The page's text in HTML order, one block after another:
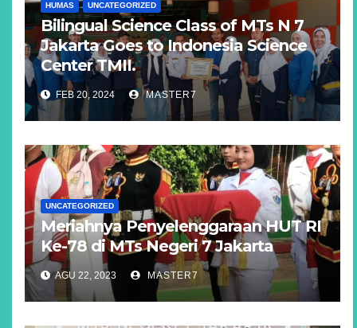
HUMAS UNCATEGORIZED
Bilingual Science Class of MTs N 7
Jakarta Goes to Indonesia Science
Center TMII.
FEB 20, 2024 MASTER7
UNCATEGORIZED
Meriahnya Penyelenggaraan HUT RI
Ke-78 di MTs Negeri 7 Jakarta
AGU 22, 2023 MASTER7